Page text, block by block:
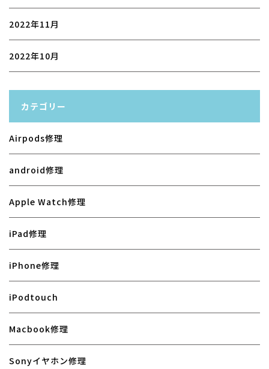
2022年11月
2022年10月
カテゴリー
Airpods修理
android修理
Apple Watch修理
iPad修理
iPhone修理
iPodtouch
Macbook修理
Sonyイヤホン修理